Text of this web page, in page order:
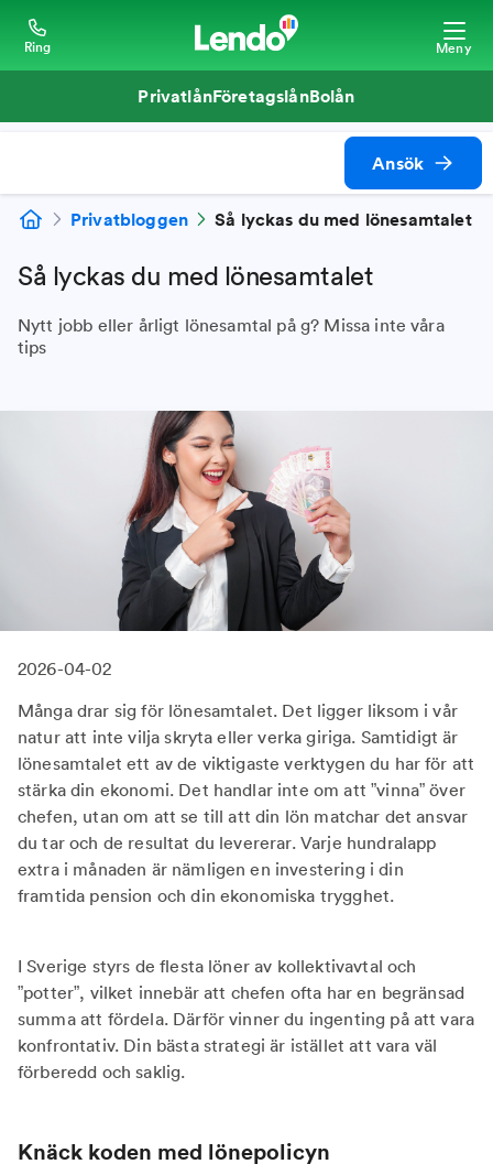
Ring Meny
PrivatlånFöretagslånBolån
Ansök
Privatbloggen Så lyckas du med lönesamtalet
Så lyckas du med lönesamtalet
Nytt jobb eller årligt lönesamtal på g? Missa inte våra
tips
2026-04-02
Många drar sig för lönesamtalet. Det ligger liksom i vår
natur att inte vilja skryta eller verka giriga. Samtidigt är
lönesamtalet ett av de viktigaste verktygen du har för att
stärka din ekonomi. Det handlar inte om att ”vinna” över
chefen, utan om att se till att din lön matchar det ansvar
du tar och de resultat du levererar. Varje hundralapp
extra i månaden är nämligen en investering i din
framtida pension och din ekonomiska trygghet.
I Sverige styrs de flesta löner av kollektivavtal och
”potter”, vilket innebär att chefen ofta har en begränsad
summa att fördela. Därför vinner du ingenting på att vara
konfrontativ. Din bästa strategi är istället att vara väl
förberedd och saklig.
Knäck koden med lönepolicyn